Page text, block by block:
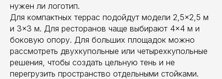
нужен ли логотип.
Для компактных террас подойдут модели 2,5×2,5 м
и 3×3 м. Для ресторанов чаще выбирают 4×4 м и
боковую опору. Для больших площадок можно
рассмотреть двухкупольные или четырехкупольные
решения, чтобы создать цельную тень и не
перегрузить пространство отдельными стойками.